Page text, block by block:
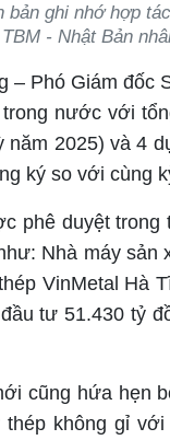
bản ghi nhớ hợp
- Nhật Bản
– Phó Giám đốc
nước với
2025) và 4
ký so với cùng
phê duyệt
Nhà máy
VinMetal Hà
tư 51.430 tỷ
cũng hứa hẹn
không gỉ